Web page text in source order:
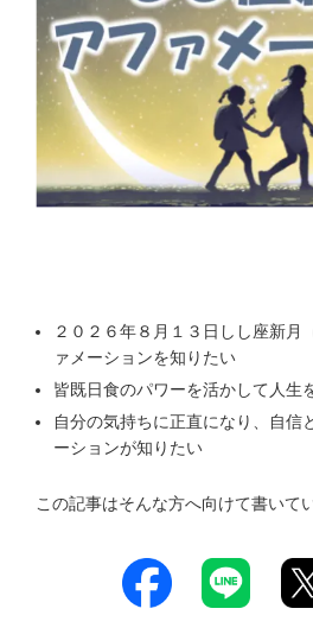
２０２６年８月１３日しし座新月
ァメーションを知りたい
皆既日食のパワーを活かして人生
自分の気持ちに正直になり、自信
ーションが知りたい
この記事はそんな方へ向けて書いて